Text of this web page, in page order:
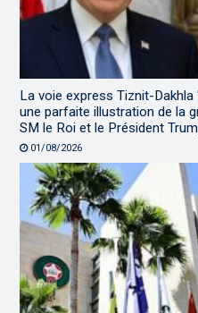
La voie express Tiznit-Dakhla
une parfaite illustration de la
SM le Roi et le Président
01/08/2026